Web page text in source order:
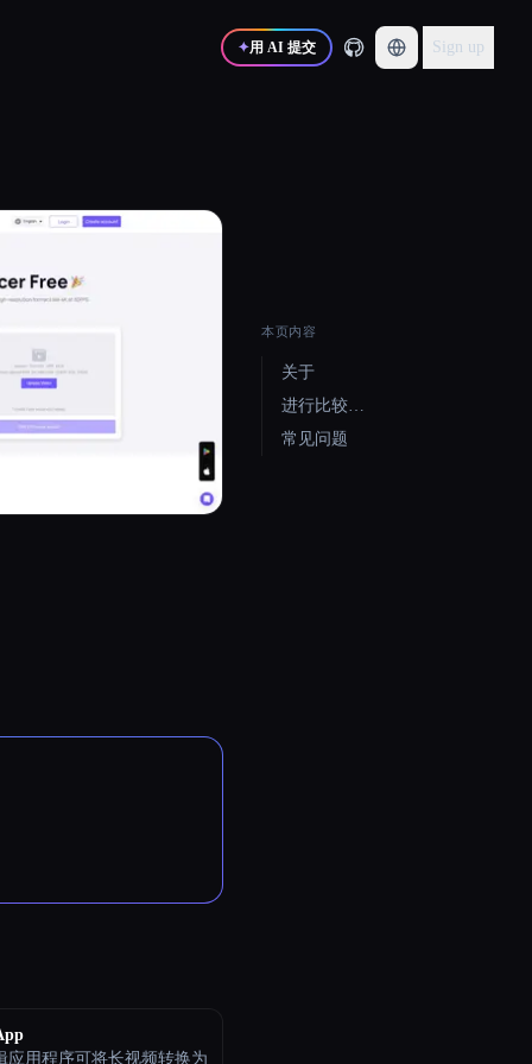
✦用 AI 提交 Sign up
应用程序可将长视频转换为
本页内容
关于
进行比较…
常见问题